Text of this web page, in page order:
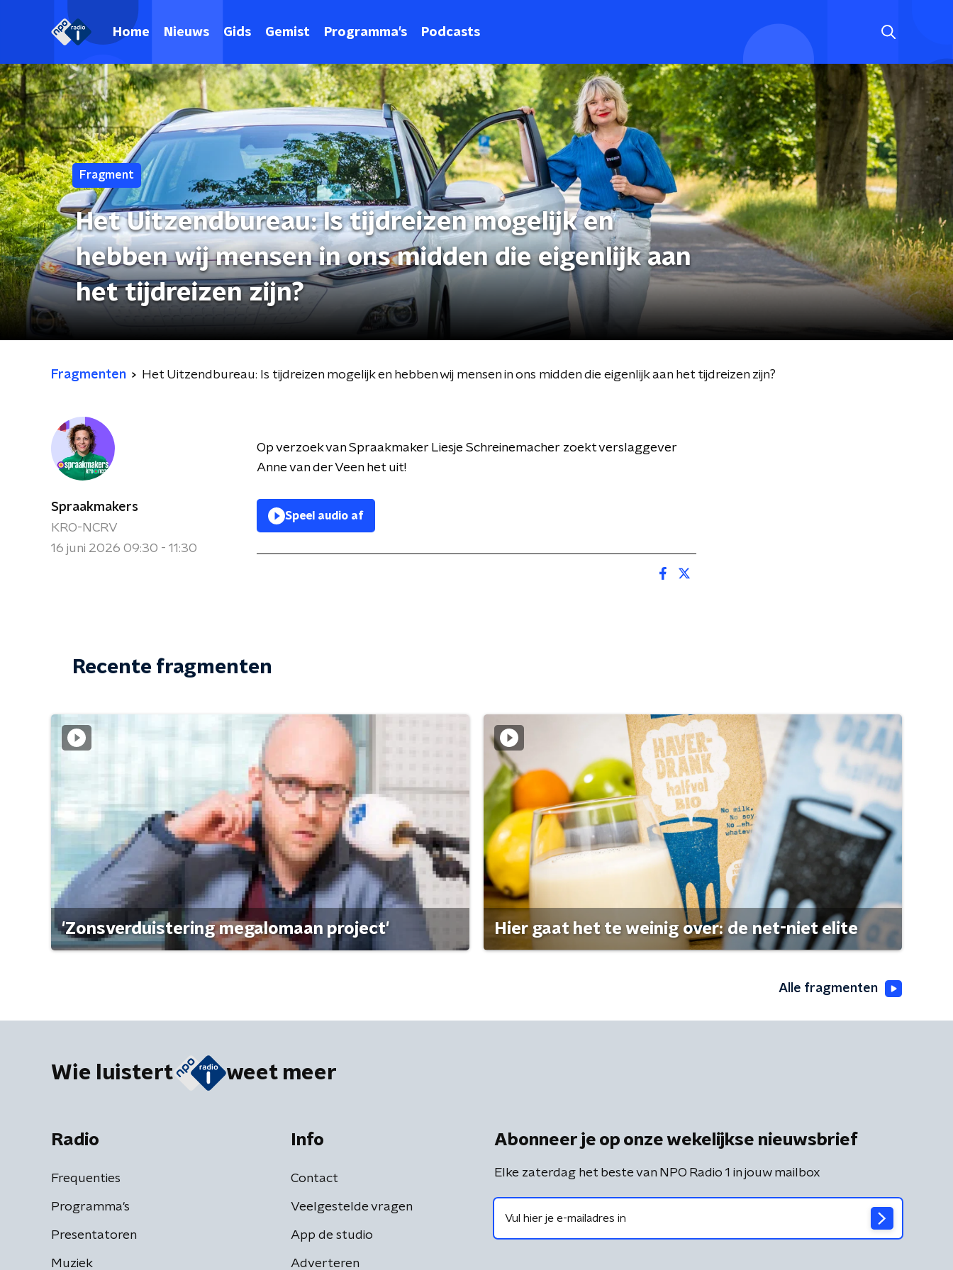
Home Nieuws Gids Gemist Programma's Podcasts
Fragment
Het Uitzendbureau: Is tijdreizen mogelijk en
hebben wij mensen in ons midden die eigenlijk aan
het tijdreizen zijn?
Fragmenten Het Uitzendbureau: Is tijdreizen mogelijk en hebben wij mensen in ons midden die eigenlijk aan het tijdreizen zijn?
Spraakmakers
KRO-NCRV
16 juni 2026 09:30 - 11:30
Op verzoek van Spraakmaker Liesje Schreinemacher zoekt verslaggever
Anne van der Veen het uit!
Speel audio af
Recente fragmenten
'Zonsverduistering megalomaan project' Hier gaat het te weinig over: de net-niet elite
Alle fragmenten
Wie luistert weet meer
Radio
Frequenties
Programma's
Presentatoren
Muziek
Info
Contact
Veelgestelde vragen
App de studio
Adverteren
Abonneer je op onze wekelijkse nieuwsbrief
Elke zaterdag het beste van NPO Radio 1 in jouw mailbox